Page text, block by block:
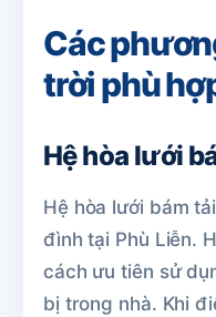
Các
trời phù
Hệ hòa lưới
Hệ hòa lưới bám
đình tại Phù Liễn.
cách ưu tiên sử
bị trong nhà. Khi